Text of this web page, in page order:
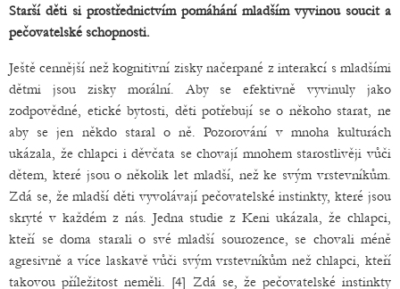
Starší děti si prostřednictvím pomáhání mladším vyvinou soucit a
pečovatelské schopnosti.
Ještě cennější než kognitivní zisky načerpané z interakcí s mladšími
dětmi jsou zisky morální. Aby se efektivně vyvinuly jako
zodpovědné, etické bytosti, děti potřebují se o někoho starat, ne
aby se jen někdo staral o ně. Pozorování v mnoha kulturách
ukázala, že chlapci i děvčata se chovají mnohem starostlivěji vůči
dětem, které jsou o několik let mladší, než ke svým vrstevníkům.
Zdá se, že mladší děti vyvolávají pečovatelské instinkty, které jsou
skryté v každém z nás. Jedna studie z Keni ukázala, že chlapci,
kteří se doma starali o své mladší sourozence, se chovali méně
agresivně a více laskavě vůči svým vrstevníkům než chlapci, kteří
takovou příležitost neměli. [4] Zdá se, že pečovatelské instinkty